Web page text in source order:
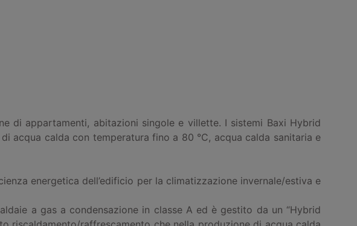
di appartamenti, abitazioni singole e villette. I sistemi Baxi Hybrid
acqua calda con temperatura fino a 80 °C, acqua calda sanitaria e
energetica dell’edificio per la climatizzazione invernale/estiva e
a gas a condensazione in classe A ed è gestito da un “Hybrid